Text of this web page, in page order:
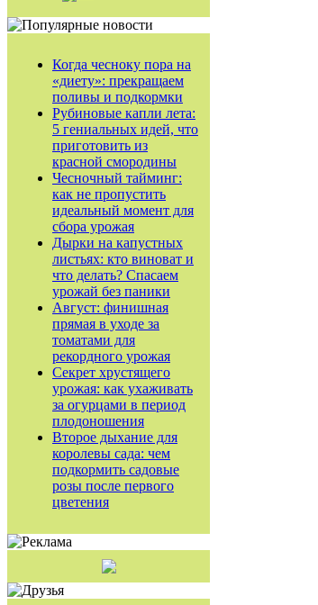
Когда чесноку пора на
«диету»: прекращаем
поливы и подкормки
Рубиновые капли лета:
5 гениальных идей, что
приготовить из
красной смородины
Чесночный тайминг:
как не пропустить
идеальный момент для
сбора урожая
Дырки на капустных
листьях: кто виноват и
что делать? Спасаем
урожай без паники
Август: финишная
прямая в уходе за
томатами для
рекордного урожая
Секрет хрустящего
урожая: как ухаживать
за огурцами в период
плодоношения
Второе дыхание для
королевы сада: чем
подкормить садовые
розы после первого
цветения